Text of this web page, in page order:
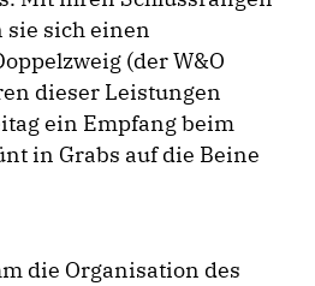
sie sich einen
(der W&O
dieser Leistungen
ein Empfang beim
in Grabs auf die Beine
die Organisation des